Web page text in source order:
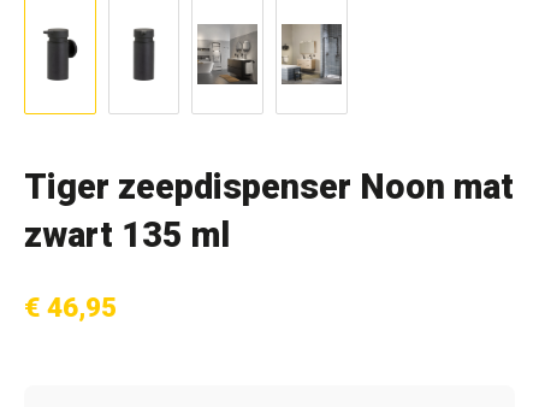
Tiger zeepdispenser Noon mat
zwart 135 ml
€ 46,95